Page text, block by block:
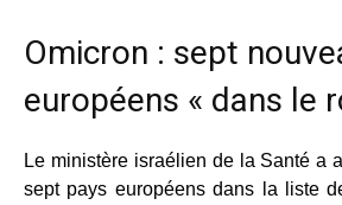
Omicron : sept
européens « dans le
Le ministère israélien de la Santé a
sept pays européens dans la liste